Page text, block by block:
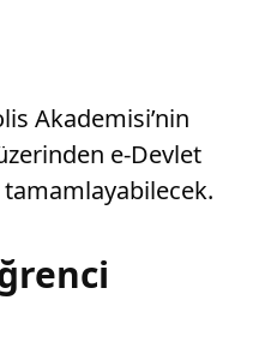
Akademisi’nin
e-Devlet